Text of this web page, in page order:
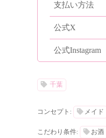
支払い方法
公式X
公式Instagram
千葉
コンセプト: メイド
こだわり条件: お酒